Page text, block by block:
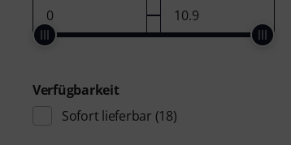
Verfügbarkeit
Sofort lieferbar (18)